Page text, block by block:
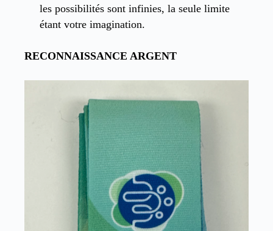
les possibilités sont infinies, la seule limite
étant votre imagination.
RECONNAISSANCE ARGENT